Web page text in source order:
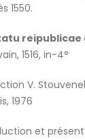
1550.
reipublicae
1516, in-4°
V.
1976
et